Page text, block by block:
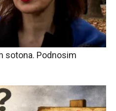
sotona. Podnosim